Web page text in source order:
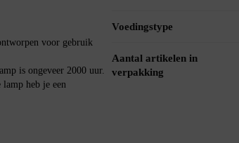
voor gebruik
is ongeveer 2000 uur.
heb je een
Voedingstype
Aantal artikelen in
verpakking